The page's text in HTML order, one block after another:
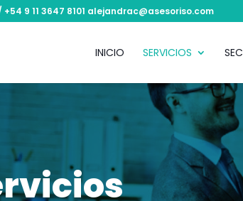
9 11 3647 8101 alejandrac@asesoriso.com
INICIO SERVICIOS